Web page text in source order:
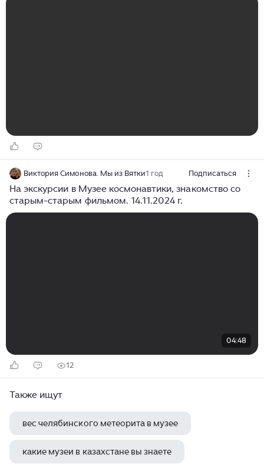
Виктория Симонова. Мы из Вятки1 год Подписаться
На экскурсии в Mузее космонавтики, знакомство со
старым-старым фильмом. 14.11.2024 г.
04:48
12
Также ищут
вес челябинского метеорита в музее
какие музеи в казахстане вы знаете